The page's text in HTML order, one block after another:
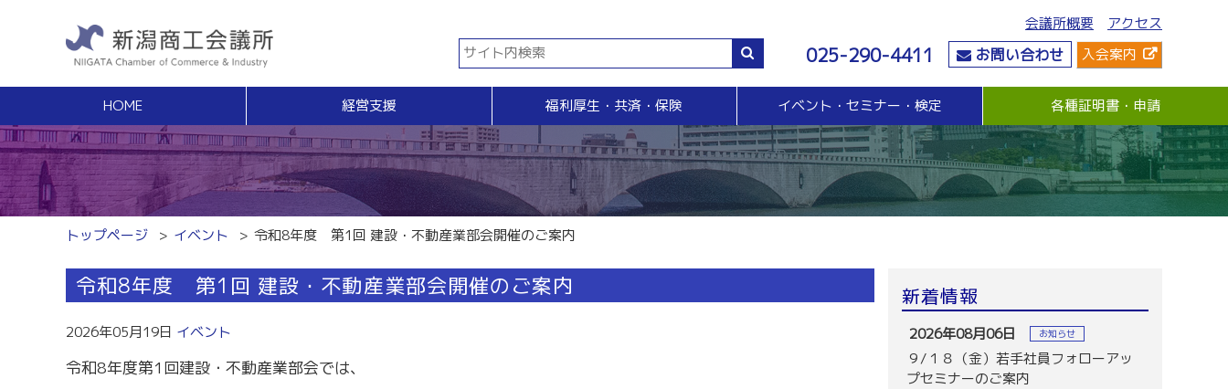
会議所概要 アクセス
025-290-4411 お問い合わせ 入会案内
HOME 経営支援
経営支援
経営相談
無料窓口相談
専門家ネットワーク
経営安定特別相談室
中小企業支援サイト「ミラサポ」
新潟県建設サポートセンター
税務相談（無料相談窓口）
労務・雇用関係
事業承継・Ｍ＆Ａ
事業承継支援（無料相談窓口）
事業承継簡易診断
M＆Aの相談・斡旋
創業塾
事業計画・創業融資相談（無料窓口相談）
商工会議所ライブラリー
販売拡大・人脈
販売拡大
商い情報便
電子商い情報便
商いつなぐサイト
交流会
資金・融資
無担保・無保証人融資
各種融資制度紹介
社会情勢
要望・提言
地域活性化
福利厚生・共済・保険
福利
健康増進サポート
共済等
生命共済制度「チューリップ共済」
小規模企業共済制度
火災共済
自動車共済
国民年金基金
危機管理
危機管理支援（無料窓口相談）
与信管理支援(あんしん取引情報提供事業)
ビジネス総合保険制度
売上債権保全制度（グループ取引信用保険）
業務災害補償プラン
休業補償プラン
商工会議所会員向け保険制度
イベント・セミナー・検定
イベント・セミナー・検定
イベント・セミナー
検定
各種証明書・申請
各種証明書・申請
貿易関係証明
電子証明書発行
【受付終了】GS1事業者（JAN企業）コード
トップページ イベント 令和8年度 第1回 建設・不動産業部会開催のご案内
令和8年度 第1回 建設・不動産業部会開催のご案内
2026年05月19日 イベント
令和8年度第1回建設・不動産業部会では、
新着情報
2026年08月06日 お知らせ
９/１８（金）若手社員フォローアッ
プセミナーのご案内